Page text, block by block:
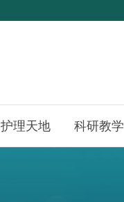
护理天地 科研教学